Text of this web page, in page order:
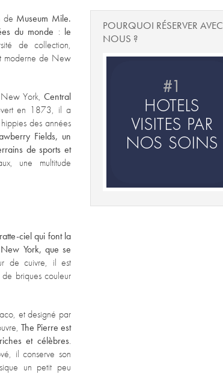
de Museum Mile.
du monde : le
de collection,
moderne de New
York, Central
en 1873, il a
des années
Fields, un
de sports et
une multitude
ciel qui font la
York, que se
de cuivre, il est
briques couleur
et designé par
The Pierre est
et célèbres.
il conserve son
un petit peu
POURQUOI RÉSERVER AVEC
NOUS ?